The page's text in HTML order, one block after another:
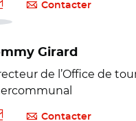
Contacter
Girard
de l’Office de
Contacter